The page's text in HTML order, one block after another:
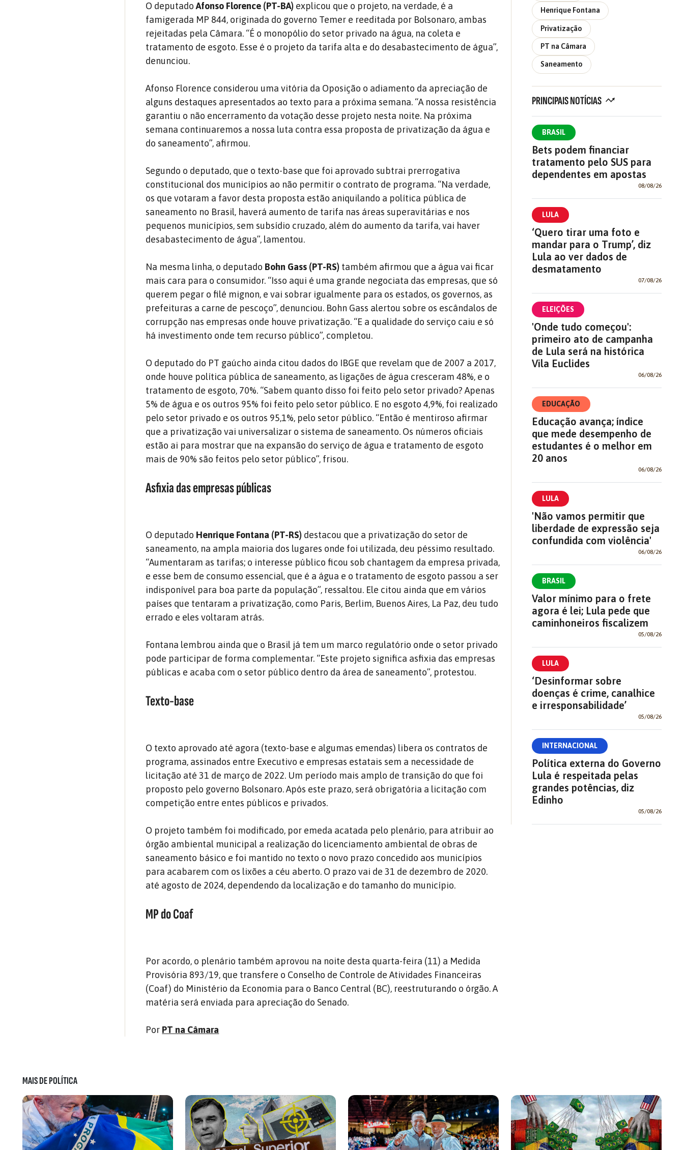
O deputadoAfonso Florence (PT-BA) explicou que o projeto, na verdade, é a
famigerada MP 844, originada do governo Temer e reeditada por Bolsonaro, ambas
rejeitadas pela Câmara. “É o monopólio do setor privado na água, na coleta e
tratamento de esgoto. Esse é o projeto da tarifa alta e do desabastecimento de água”,
denunciou.
Afonso Florence considerou uma vitória da Oposição o adiamento da apreciação de
alguns destaques apresentados ao texto para a próxima semana. “A nossa resistência
garantiu o não encerramento da votação desse projeto nesta noite. Na próxima
semana continuaremos a nossa luta contra essa proposta de privatização da água e
do saneamento”, afirmou.
Segundo o deputado, que o texto-base que foi aprovado subtrai prerrogativa
constitucional dos municípios ao não permitir o contrato de programa. “Na verdade,
os que votaram a favor desta proposta estão aniquilando a política pública de
saneamento no Brasil, haverá aumento de tarifa nas áreas superavitárias e nos
pequenos municípios, sem subsídio cruzado, além do aumento da tarifa, vai haver
desabastecimento de água”, lamentou.
Na mesma linha, o deputado Bohn Gass (PT-RS) também afirmou que a água vai ficar
mais cara para o consumidor. “Isso aqui é uma grande negociata das empresas, que só
querem pegar o filé mignon, e vai sobrar igualmente para os estados, os governos, as
prefeituras a carne de pescoço”, denunciou. Bohn Gass alertou sobre os escândalos de
corrupção nas empresas onde houve privatização. “E a qualidade do serviço caiu e só
há investimento onde tem recurso público”, completou.
O deputado do PT gaúcho ainda citou dados do IBGE que revelam que de 2007 a 2017,
onde houve política pública de saneamento, as ligações de água cresceram 48%, e o
tratamento de esgoto, 70%. “Sabem quanto disso foi feito pelo setor privado? Apenas
5% de água e os outros 95% foi feito pelo setor público. E no esgoto 4,9%, foi realizado
pelo setor privado e os outros 95,1%, pelo setor público. “Então é mentiroso afirmar
que a privatização vai universalizar o sistema de saneamento. Os números oficiais
estão ai para mostrar que na expansão do serviço de água e tratamento de esgoto
mais de 90% são feitos pelo setor público”, frisou.
Asfixia das empresas públicas
O deputado Henrique Fontana (PT-RS) destacou que a privatização do setor de
saneamento, na ampla maioria dos lugares onde foi utilizada, deu péssimo resultado.
“Aumentaram as tarifas; o interesse público ficou sob chantagem da empresa privada,
e esse bem de consumo essencial, que é a água e o tratamento de esgoto passou a ser
indisponível para boa parte da população”, ressaltou. Ele citou ainda que em vários
países que tentaram a privatização, como Paris, Berlim, Buenos Aires, La Paz, deu tudo
errado e eles voltaram atrás.
Fontana lembrou ainda que o Brasil já tem um marco regulatório onde o setor privado
pode participar de forma complementar. “Este projeto significa asfixia das empresas
públicas e acaba com o setor público dentro da área de saneamento”, protestou.
Texto-base
O texto aprovado até agora (texto-base e algumas emendas) libera os contratos de
programa, assinados entre Executivo e empresas estatais sem a necessidade de
licitação até 31 de março de 2022. Um período mais amplo de transição do que foi
proposto pelo governo Bolsonaro. Após este prazo, será obrigatória a licitação com
competição entre entes públicos e privados.
O projeto também foi modificado, por emeda acatada pelo plenário, para atribuir ao
órgão ambiental municipal a realização do licenciamento ambiental de obras de
saneamento básico e foi mantido no texto o novo prazo concedido aos municípios
para acabarem com os lixões a céu aberto. O prazo vai de 31 de dezembro de 2020.
até agosto de 2024, dependendo da localização e do tamanho do município.
MP do Coaf
Por acordo, o plenário também aprovou na noite desta quarta-feira (11) a Medida
Provisória 893/19, que transfere o Conselho de Controle de Atividades Financeiras
(Coaf) do Ministério da Economia para o Banco Central (BC), reestruturando o órgão. A
matéria será enviada para apreciação do Senado.
Por PT na Câmara
Henrique Fontana
Privatização
PT na Câmara
Saneamento
PRINCIPAIS NOTÍCIAS
BRASIL
Bets podem financiar
tratamento pelo SUS para
dependentes em apostas
08/08/26
LULA
‘Quero tirar uma foto e
mandar para o Trump’, diz
Lula ao ver dados de
desmatamento
07/08/26
ELEIÇÕES
'Onde tudo começou':
primeiro ato de campanha
de Lula será na histórica
Vila Euclides
06/08/26
EDUCAÇÃO
Educação avança; índice
que mede desempenho de
estudantes é o melhor em
20 anos
06/08/26
LULA
'Não vamos permitir que
liberdade de expressão seja
confundida com violência'
06/08/26
BRASIL
Valor mínimo para o frete
agora é lei; Lula pede que
caminhoneiros fiscalizem
05/08/26
LULA
‘Desinformar sobre
doenças é crime, canalhice
e irresponsabilidade’
05/08/26
INTERNACIONAL
Política externa do Governo
Lula é respeitada pelas
grandes potências, diz
Edinho
05/08/26
MAIS DE POLÍTICA